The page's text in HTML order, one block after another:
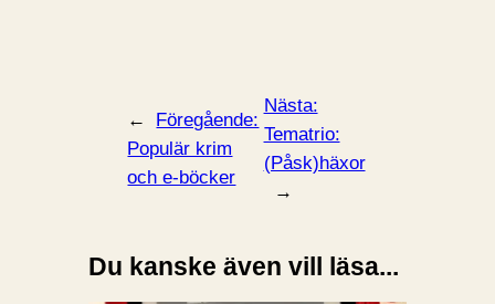
←
Föregående:
Populär krim
och e-böcker
Nästa:
Tematrio:
(Påsk)häxor
→
Du kanske även vill läsa...